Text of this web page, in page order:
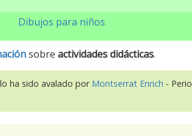
Dibujos para niños
sobre actividades didácticas.
ha sido avalado por Montserrat Enrich -